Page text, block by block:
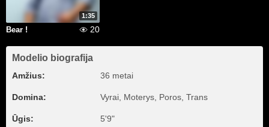
1:35
Bear ! 20
Modelio biografija
Amžius: 36 metai
Domina: Vyrai, Moterys, Poros, Trans
Ūgis: 5'9"